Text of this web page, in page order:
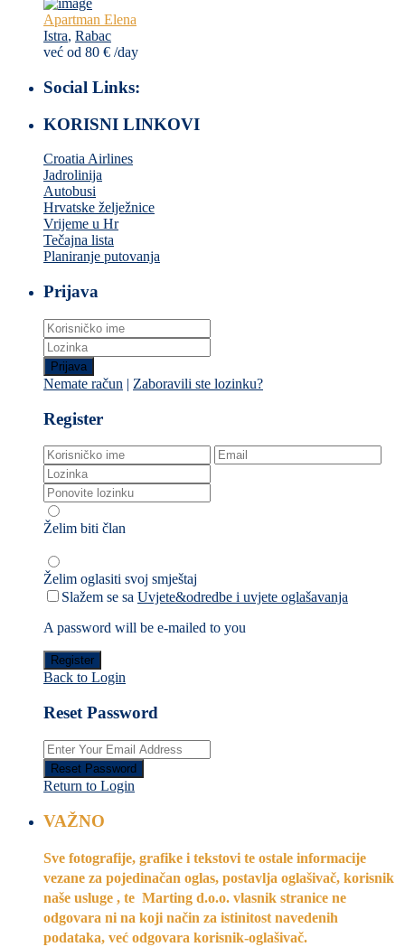
Apartman Elena
Istra, Rabac
već od 80 € /day
Social Links:
KORISNI LINKOVI
Croatia Airlines
Jadrolinija
Autobusi
Hrvatske želježnice
Vrijeme u Hr
Tečajna lista
Planiranje putovanja
Prijava
Prijava
Nemate račun | Zaboravili ste lozinku?
Register
Želim biti član
Želim oglasiti svoj smještaj
Slažem se sa Uvjete&odredbe i uvjete oglašavanja
A password will be e-mailed to you
Register
Back to Login
Reset Password
Reset Password
Return to Login
VAŽNO
Sve fotografije, grafike i tekstovi te ostale informacije
vezane za pojedinačan oglas, postavlja oglašivač, korisnik
naše usluge , te Marting d.o.o. vlasnik stranice ne
odgovara ni na koji način za istinitost navedenih
podataka, već odgovara korisnik-oglašivač.